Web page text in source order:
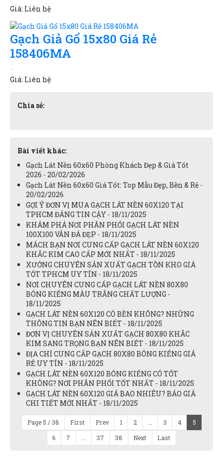
Giá: Liên hệ
Gạch Giả Gổ 15x80 Giá Rẻ
158406MA
Giá: Liên hệ
Chia sẻ:
Bài viết khác:
Gạch Lát Nền 60x60 Phòng Khách Đẹp & Giá Tốt
2026 - 20/02/2026
Gạch Lát Nền 60x60 Giá Tốt: Top Mẫu Đẹp, Bền & Rẻ -
20/02/2026
GỢI Ý ĐƠN VỊ MUA GẠCH LÁT NỀN 60X120 TẠI
TPHCM ĐÁNG TIN CẬY - 18/11/2025
KHÁM PHÁ NƠI PHÂN PHỐI GẠCH LÁT NỀN
100X100 VÂN ĐÁ ĐẸP - 18/11/2025
MÁCH BẠN NƠI CUNG CẤP GẠCH LÁT NỀN 60X120
KHẮC KIM CAO CẤP MỚI NHẤT - 18/11/2025
XƯỞNG CHUYÊN SẢN XUẤT GẠCH TỒN KHO GIÁ
TỐT TPHCM UY TÍN - 18/11/2025
NƠI CHUYÊN CUNG CẤP GẠCH LÁT NỀN 80X80
BÓNG KIẾNG MÀU TRẮNG CHẤT LƯỢNG -
18/11/2025
GẠCH LÁT NỀN 60X120 CÓ BỀN KHÔNG? NHỮNG
THÔNG TIN BẠN NÊN BIẾT - 18/11/2025
ĐƠN VỊ CHUYÊN SẢN XUẤT GẠCH 80X80 KHẮC
KIM SANG TRỌNG BẠN NÊN BIẾT - 18/11/2025
ĐỊA CHỈ CUNG CẤP GẠCH 80X80 BÓNG KIẾNG GIÁ
RẺ UY TÍN - 18/11/2025
GẠCH LÁT NỀN 60X120 BÓNG KIẾNG CÓ TỐT
KHÔNG? NƠI PHÂN PHỐI TỐT NHẤT - 18/11/2025
GẠCH LÁT NỀN 60X120 GIÁ BAO NHIÊU? BÁO GIÁ
CHI TIẾT MỚI NHẤT - 18/11/2025
Page 5 / 38 First Prev 1 2 3 4
5
6
7 37 38 Next Last